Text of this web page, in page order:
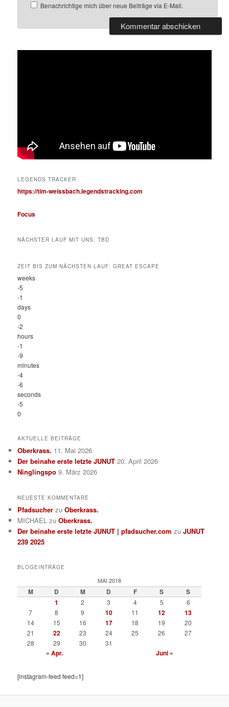
Benachrichtige mich über neue Beiträge via E-Mail.
LEGENDS TRACKER:
https://tim-weissbach.legendstracking.com
Focus
NÄCHSTER LAUF MIT UNS: TBD
ZEIT BIS ZUM NÄCHSTEN LAUF: GREAT ESCAPE
weeks
-5
-1
days
0
-2
hours
-1
-9
minutes
-4
-6
seconds
-5
0
AKTUELLE BEITRÄGE
Oberkrass. 11. Mai 2026
Der beinahe erste letzte JUNUT 20. April 2026
Ninglingspo 9. März 2026
NEUESTE KOMMENTARE
Pfadsucher zuOberkrass.
MICHAEL zuOberkrass.
Der beinahe erste letzte JUNUT | pfadsucher.com zuJUNUT
239 2025
BLOGEINTRÄGE
MAI 2018
M D M D F S
S
1
2 3 4 5
6
7
8 9 10 11 12 13
14 15 16 17 18 19
20
21
22 23 24 25 26
27
28
29 30 31
« Apr. Juni »
[instagram-feed feed=1]